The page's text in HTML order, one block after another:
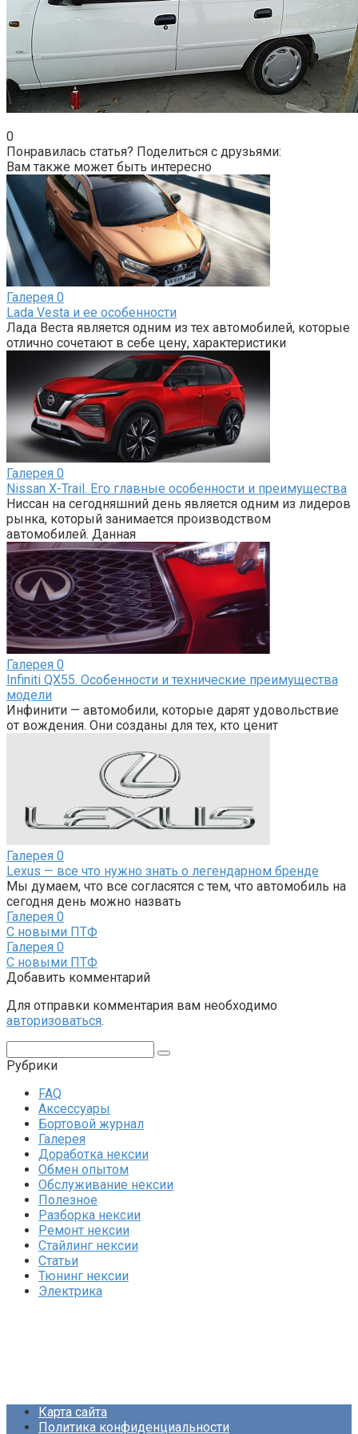
0
Понравилась статья? Поделиться с друзьями:
Вам также может быть интересно
Галерея 0
Lada Vesta и ее особенности
Лада Веста является одним из тех автомобилей, которые
отлично сочетают в себе цену, характеристики
Галерея 0
Nissan X-Trail. Его главные особенности и преимущества
Ниссан на сегодняшний день является одним из лидеров
рынка, который занимается производством
автомобилей. Данная
Галерея 0
Infiniti QX55. Особенности и технические преимущества
модели
Инфинити — автомобили, которые дарят удовольствие
от вождения. Они созданы для тех, кто ценит
Галерея 0
Lexus — все что нужно знать о легендарном бренде
Мы думаем, что все согласятся с тем, что автомобиль на
сегодня день можно назвать
Галерея 0
С новыми ПТФ
Галерея 0
С новыми ПТФ
Добавить комментарий
Для отправки комментария вам необходимо
авторизоваться.
Рубрики
FAQ
Аксессуары
Бортовой журнал
Галерея
Доработка нексии
Обмен опытом
Обслуживание нексии
Полезное
Разборка нексии
Ремонт нексии
Стайлинг нексии
Статьи
Тюнинг нексии
Электрика
Карта сайта
Политика конфиденциальности